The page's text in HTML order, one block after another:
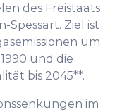
des Freistaats
Spessart. Ziel ist
um
und die
bis 2045**.
im